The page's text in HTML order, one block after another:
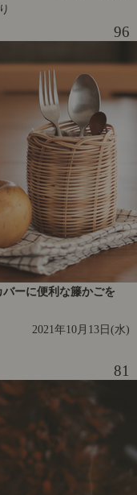
96
ーに便利な籐かごを
2021年10月13日(水)
81